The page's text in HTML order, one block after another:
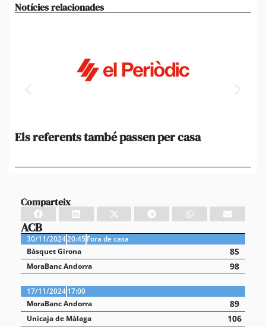
Notícies relacionades
Els referents també passen per casa
Comparteix
ACB
30/11/202420:45Fora de casa
Bàsquet Girona
85
MoraBanc Andorra 98
17/11/202417:00
MoraBanc Andorra
89
Unicaja de Màlaga 106